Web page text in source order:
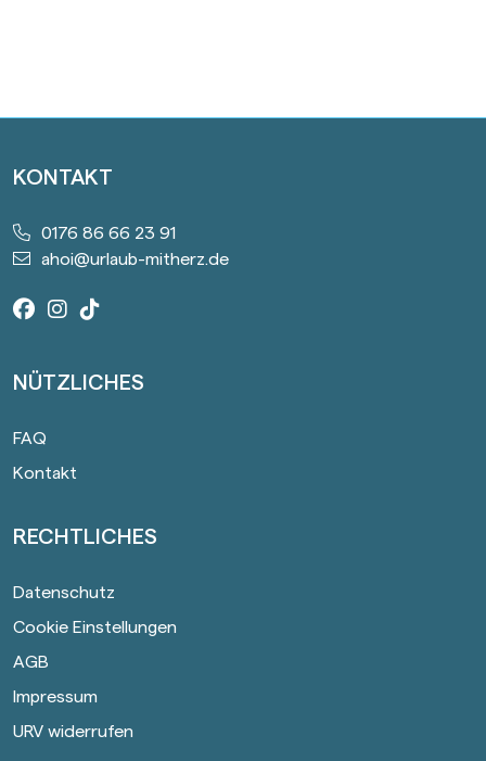
KONTAKT
0176 86 66 23 91
ahoi@urlaub-mitherz.de
FacebookInstagram
Tiktok
NÜTZLICHES
FAQ
Kontakt
RECHTLICHES
Datenschutz
Cookie Einstellungen
AGB
Impressum
URV widerrufen